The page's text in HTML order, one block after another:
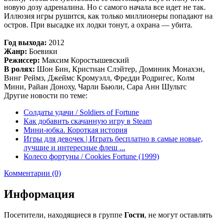
новую дозу адреналина. Но с самого начала все идет не так.
Иллюзия игры рушится, как только миллионеры попадают на
остров. При высадке их лодки тонут, а охрана — убита.
Год выхода: 2012
Жанр: Боевики
Режиссер: Максим Коростышевский
В ролях: Шон Бин, Кристиан Слэйтер, Доминик Монахэн,
Винг Реймз, Джеймс Кромуэлл, Фредди Родригес, Колм
Мини, Райан Доноху, Чарли Бьюли, Сара Анн Шультс
Другие новости по теме:
Солдаты удачи / Soldiers of Fortune
Как добавить скачанную игру в Steam
Мини-юбка. Короткая история
Игры для девочек | Играть бесплатно в самые новые,
лучшие и интересные флеш ...
Колесо фортуны / Cookies Fortune (1999)
Комментарии (0)
Информация
Посетители, находящиеся в группе Гости, не могут оставлять